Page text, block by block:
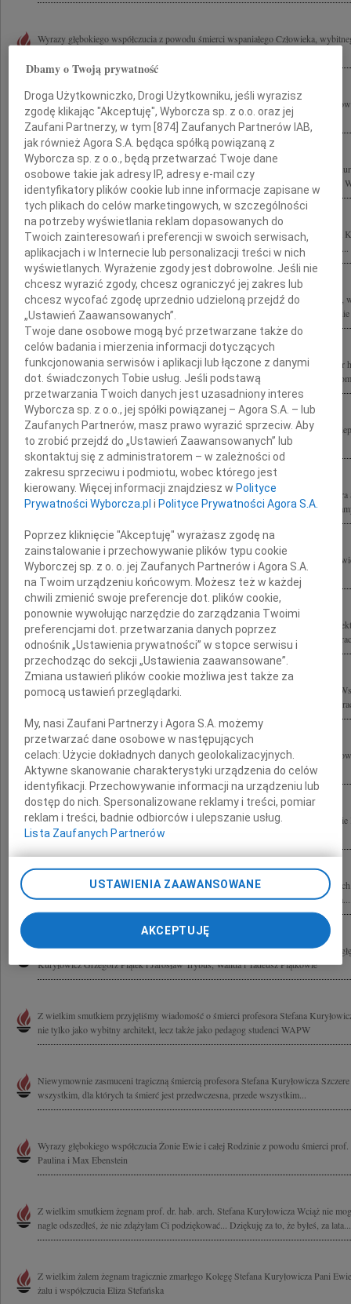
Wyrazy głębokiego współczucia z powodu śmierci wspaniałego Człowieka,
6 czerwca 2011 roku zginął tragicznie wspaniały Kolega i Przyjaciel Stefan
zza oceanu łączymy się myślami ze wszystkimi, których ta tragedia boleśnie...
Z powodu tragicznej śmierci naszego Kolegi, wybitnego architekta prof. Stefana
Przyjaciołom oraz Współpracownikom składamy wyrazy głębokiego współczucia.
Z wielkim smutkiem i żalem żegnam tragicznie zmarłego Kolegę profesora
tragedii składam wyrazy współczucia prof. Ewie Kuryłowicz wszystkim Bliskim i...
Z wielkim żalem przyjęliśmy wiadomość o tragicznej śmierci wybitnego architekta,
Konkursu Polski Cement w Architekturze prof. arch. Stefana Kuryłowicza Rodzinie
Z prawdziwym smutkiem przyjęliśmy wiadomość o tragicznej śmierci Profesora dr
Wszystkie wybitne projekty na długo zapadną nam w pamięć Rodzinie,
Wstrząśnięci wiadomością o tragicznej śmierci Stefana Kuryłowicza w poczuciu
Ewie Kuryłowicz wyrazy żalu i współczucia Jacek Kwieciński z rodziną
Z głębokim smutkiem i żalem przyjęliśmy wiadomość o tragicznej śmierci profesora
wybitnego architekta i wspaniałego Człowieka Szczere wyrazy współczucia
Z głębokim smutkiem przyjęliśmy wiadomość o śmierci profesora Stefana
życiu wszystkich nas, autorytetem w dziedzinie architektury i wzorem do...
Z głębokim żalem przyjęliśmy wiadomość o tragicznej śmierci Prof. dr. hab.
Rodzinie i Współpracownikom wyrazy szczerego współczucia składają Zarząd i
Z głębokim żalem i smutkiem żegnamy profesora Stefana Kuryłowicza oraz Jego
Syropolskiego składamy wyrazy współczucia Rodzinie, Najbliższym oraz
Wyrazy głębokiego współczucia Ewie i Rodzinie z powodu śmierci Stefana
Staniszkis
Wstrząśnięci tragiczną śmiercią Stefana - Funia składamy wyrazy współczucia
Andrzej Bulanda i Włodzimierz Mucha wraz z zespołem
Z głębokim smutkiem przyjęliśmy wiadomość o tragicznej śmierci prof. dr. hab.
projektu Hotelu Courtyard by Marriott w Warszawie przy Lotnisku im. F.
Z żalem przyjęliśmy informację o śmierci Stefana Kuryłowicza Składamy wyrazy
Kuryłowicz Grzegorz Piątek i Jarosław Trybuś, Wanda i Tadeusz Piątkowie
Z wielkim smutkiem przyjęliśmy wiadomość o śmierci profesora Stefana
nie tylko jako wybitny architekt, lecz także jako pedagog studenci WAPW
Niewymownie zasmuceni tragiczną śmiercią profesora Stefana Kuryłowicza
wszystkim, dla których ta śmierć jest przedwczesna, przede wszystkim...
Wyrazy głębokiego współczucia Żonie Ewie i całej Rodzinie z powodu śmierci prof.
Paulina i Max Ebenstein
Z wielkim smutkiem żegnam prof. dr. hab. arch. Stefana Kuryłowicza Wciąż nie
nagle odszedłeś, że nie zdążyłam Ci podziękować... Dziękuję za to, że byłeś, za lata...
Z wielkim żalem żegnam tragicznie zmarłego Kolegę Stefana Kuryłowicza Pani
żalu i współczucia Eliza Stefańska
Dbamy o Twoją prywatność
Droga Użytkowniczko, Drogi Użytkowniku, jeśli wyrazisz
zgodę klikając "Akceptuję", Wyborcza sp. z o.o. oraz jej
Zaufani Partnerzy, w tym [874 ] Zaufanych Partnerów IAB,
jak również Agora S.A. będąca spółką powiązaną z
Wyborcza sp. z o.o., będą przetwarzać Twoje dane
osobowe takie jak adresy IP, adresy e-mail czy
identyfikatory plików cookie lub inne informacje zapisane w
tych plikach do celów marketingowych, w szczególności
na potrzeby wyświetlania reklam dopasowanych do
Twoich zainteresowań i preferencji w swoich serwisach,
aplikacjach i w Internecie lub personalizacji treści w nich
wyświetlanych. Wyrażenie zgody jest dobrowolne. Jeśli nie
chcesz wyrazić zgody, chcesz ograniczyć jej zakres lub
chcesz wycofać zgodę uprzednio udzieloną przejdź do
„Ustawień Zaawansowanych”.
Twoje dane osobowe mogą być przetwarzane także do
celów badania i mierzenia informacji dotyczących
funkcjonowania serwisów i aplikacji lub łączone z danymi
dot. świadczonych Tobie usług. Jeśli podstawą
przetwarzania Twoich danych jest uzasadniony interes
Wyborcza sp. z o.o., jej spółki powiązanej – Agora S.A. – lub
Zaufanych Partnerów, masz prawo wyrazić sprzeciw. Aby
to zrobić przejdź do „Ustawień Zaawansowanych” lub
skontaktuj się z administratorem – w zależności od
zakresu sprzeciwu i podmiotu, wobec którego jest
kierowany. Więcej informacji znajdziesz w Polityce
Prywatności Wyborcza.pl i Polityce Prywatności Agora S.A.
Poprzez kliknięcie "Akceptuję" wyrażasz zgodę na
zainstalowanie i przechowywanie plików typu cookie
Wyborczej sp. z o. o. jej Zaufanych Partnerów i Agora S.A.
na Twoim urządzeniu końcowym. Możesz też w każdej
chwili zmienić swoje preferencje dot. plików cookie,
ponownie wywołując narzędzie do zarządzania Twoimi
preferencjami dot. przetwarzania danych poprzez
odnośnik „Ustawienia prywatności” w stopce serwisu i
przechodząc do sekcji „Ustawienia zaawansowane”.
Zmiana ustawień plików cookie możliwa jest także za
pomocą ustawień przeglądarki.
My, nasi Zaufani Partnerzy i Agora S.A. możemy
przetwarzać dane osobowe w następujących
celach:Użycie dokładnych danych geolokalizacyjnych.
Aktywne skanowanie charakterystyki urządzenia do celów
identyfikacji. Przechowywanie informacji na urządzeniu lub
dostęp do nich. Spersonalizowane reklamy i treści, pomiar
reklam i treści, badnie odbiorców i ulepszanie usług.
Lista Zaufanych Partnerów
USTAWIENIA ZAAWANSOWANE
AKCEPTUJĘ